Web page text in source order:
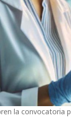
la convocatoria